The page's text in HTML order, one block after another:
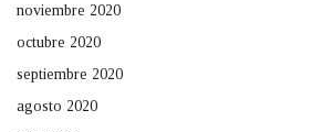
noviembre 2020
octubre 2020
septiembre 2020
agosto 2020